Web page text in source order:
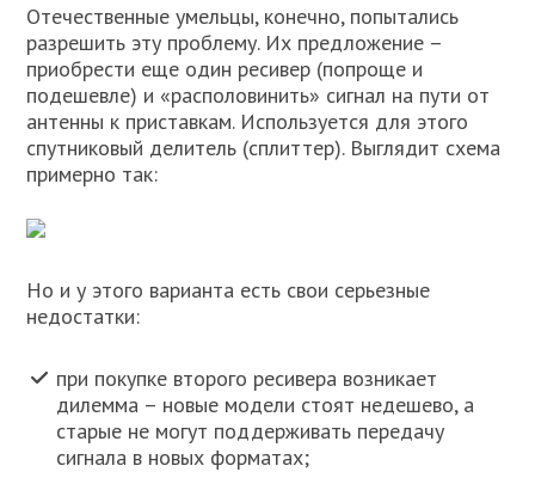
Отечественные умельцы, конечно, попытались
разрешить эту проблему. Их предложение –
приобрести еще один ресивер (попроще и
подешевле) и «располовинить» сигнал на пути от
антенны к приставкам. Используется для этого
спутниковый делитель (сплиттер). Выглядит схема
примерно так:
Но и у этого варианта есть свои серьезные
недостатки:
при покупке второго ресивера возникает
дилемма – новые модели стоят недешево, а
старые не могут поддерживать передачу
сигнала в новых форматах;